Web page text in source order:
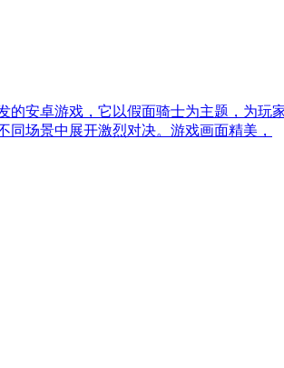
的安卓游戏，它以假面骑士为主题，为
场景中展开激烈对决。游戏画面精美，